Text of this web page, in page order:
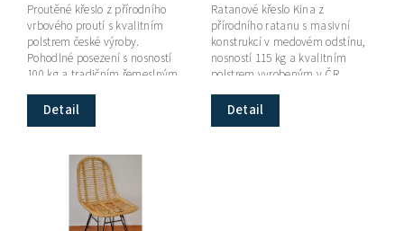
Detail
Proutěné křeslo z přírodního
vrbového proutí s kvalitním
polstrem české výroby.
Pohodlné posezení s nosností
100 kg a tradičním řemeslným
zpracováním.
Detail
Ratanové křeslo Kina z
přírodního ratanu s masivní
konstrukcí v medovém odstínu,
nosností 115 kg a kvalitním
polstrem vyrobeným v ČR.